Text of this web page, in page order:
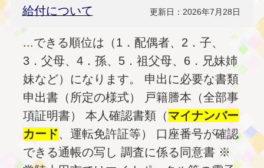
給付について
更新日：2026年7月28日
...できる順位は（1．配偶者、2．子、
3．父母、4．孫、5．祖父母、6．兄妹姉
妹など）になります。 申出に必要な書類
申出書（所定の様式） 戸籍謄本（全部事
項証明書） 本人確認書類（マイナンバー
カード、運転免許証等） 口座番号が確認
できる通帳の写し 調査に係る同意書 ※